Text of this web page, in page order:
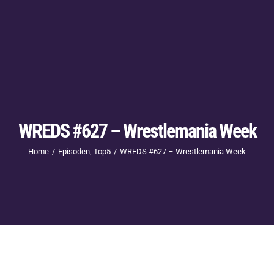
WREDS #627 – Wrestlemania Week
Home Episoden Top5 WREDS #627 – Wrestlemania Week